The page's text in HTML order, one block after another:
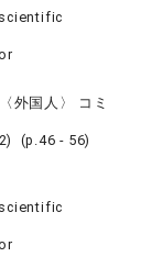
外国人〉 コミ
(p.46 - 56)